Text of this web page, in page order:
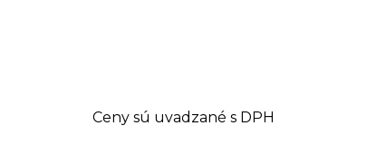
Ceny sú uvadzané s DPH